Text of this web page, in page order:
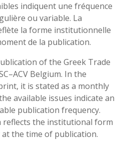
indiquent une fréquence
ou variable. La
la forme institutionnelle
de la publication.
of the Greek Trade
Belgium. In the
it is stated as a monthly
available issues indicate an
publication frequency.
reflects the institutional form
the time of publication.